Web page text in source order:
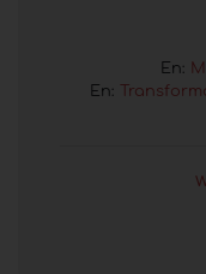
En:
En: